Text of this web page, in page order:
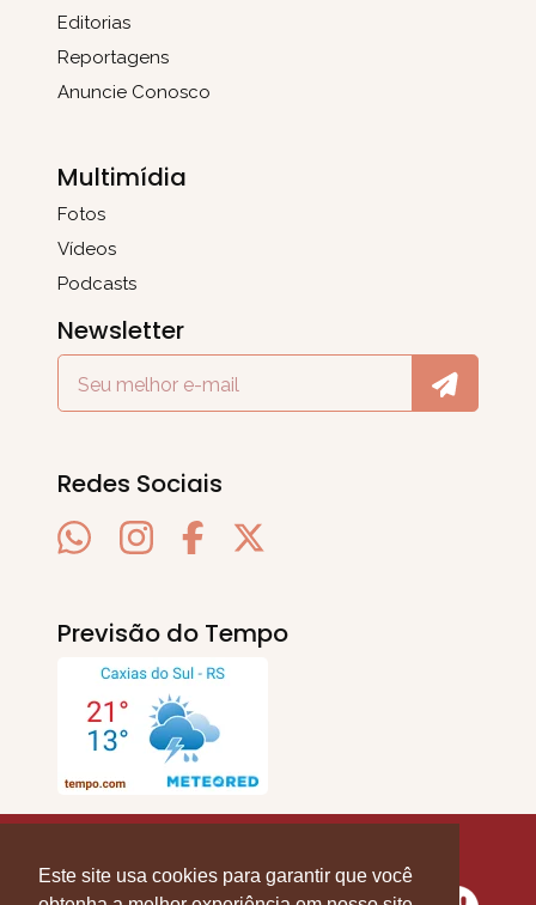
Este site usa cookies para garantir que você
Editorias
Reportagens
Anuncie Conosco
Multimídia
Fotos
Vídeos
Podcasts
Newsletter
Redes Sociais
Previsão do Tempo
Direitos Reservados.